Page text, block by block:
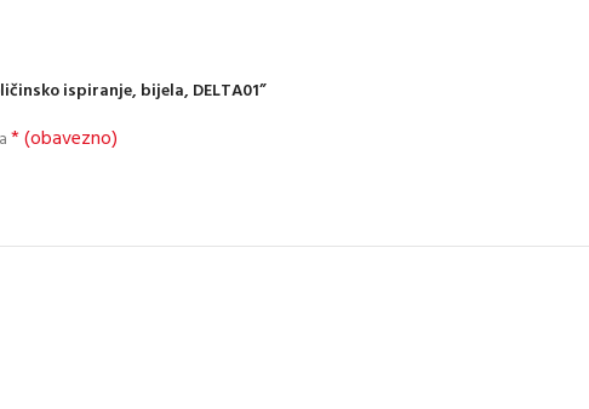
ispiranje, bijela, DELTA01”
* (obavezno)